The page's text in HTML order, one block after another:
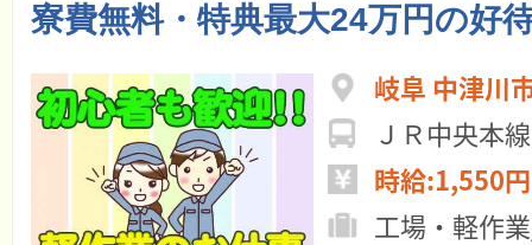
寮費無料・特典最大24万円の好
岐阜 中津川
ＪＲ中央本
時給:1,550
工場・軽作